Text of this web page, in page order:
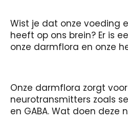
Wist je dat onze voeding
heeft op ons brein? Er is
onze darmflora en onze
Onze darmflora zorgt
neurotransmitters zoals
en GABA. Wat doen deze